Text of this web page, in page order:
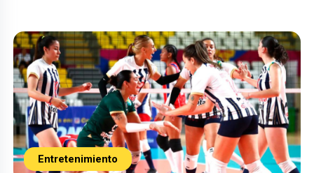
Entretenimiento